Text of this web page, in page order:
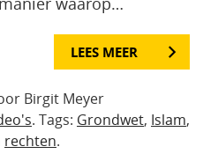
LEES MEER
Birgit Meyer
. Tags: Grondwet, Islam,
rechten.